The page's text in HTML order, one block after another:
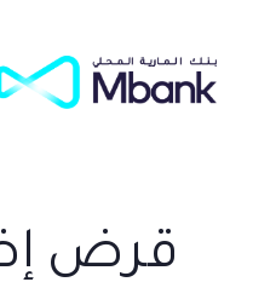
قرض